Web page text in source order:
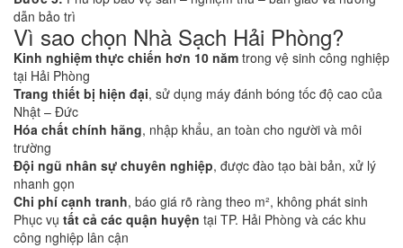
dẫn bảo trì
Vì sao chọn Nhà Sạch Hải Phòng?
Kinh nghiệm thực chiến hơn 10 năm trong vệ sinh công nghiệp
tại Hải Phòng
Trang thiết bị hiện đại, sử dụng máy đánh bóng tốc độ cao của
Nhật – Đức
Hóa chất chính hãng, nhập khẩu, an toàn cho người và môi
trường
Đội ngũ nhân sự chuyên nghiệp, được đào tạo bài bản, xử lý
nhanh gọn
Chi phí cạnh tranh, báo giá rõ ràng theo m², không phát sinh
Phục vụ tất cả các quận huyện tại TP. Hải Phòng và các khu
công nghiệp lân cận